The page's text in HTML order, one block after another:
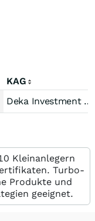
KAG
Deka Investment GmbH
Kleinanlegern
Turbo-
Produkte und
geeignet.